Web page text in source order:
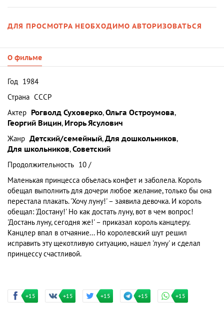
ДЛЯ ПРОСМОТРА НЕОБХОДИМО АВТОРИЗОВАТЬСЯ
О фильме
Год 1984
Страна СССР
Актер Рогволд Суховерко,Ольга Остроумова,
Георгий Вицин, Игорь Ясулович
Жанр Детский/семейный,Для дошкольников,
Для школьников,Советский
Продолжительность 10 /
Маленькая принцесса объелась конфет и заболела. Король
обещал выполнить для дочери любое желание, только бы она
перестала плакать. 'Хочу луну!' – заявила девочка. И король
обещал: 'Достану!' Но как достать луну, вот в чем вопрос!
'Достань луну, сегодня же!' – приказал король канцлеру.
Канцлер впал в отчаяние... Но королевский шут решил
исправить эту щекотливую ситуацию, нашел 'луну' и сделал
принцессу счастливой.
+15 +15 +15 +15 +15